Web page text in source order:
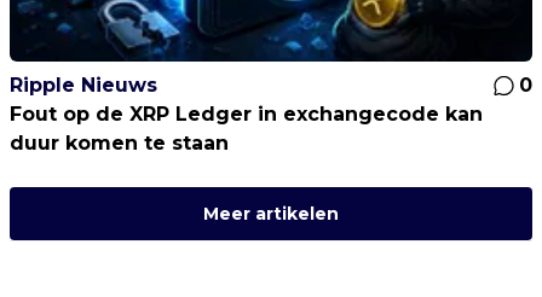
Ripple Nieuws
0
Fout op de XRP Ledger in exchangecode kan
duur komen te staan
Meer artikelen